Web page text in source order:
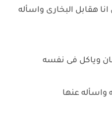
هقابل البخارى واسأله
وياكل فى نفسه
عنها